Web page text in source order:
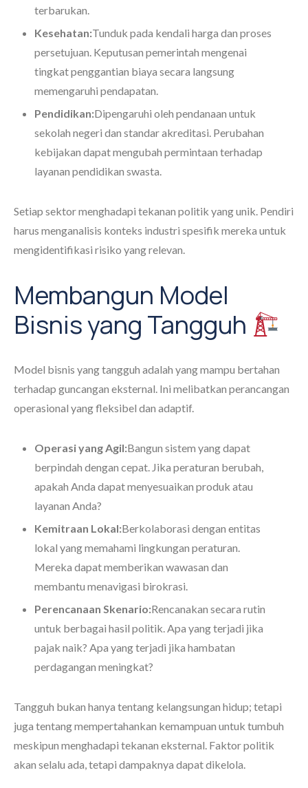
terbarukan.
Kesehatan:Tunduk pada kendali harga dan proses
persetujuan. Keputusan pemerintah mengenai
tingkat penggantian biaya secara langsung
memengaruhi pendapatan.
Pendidikan:Dipengaruhi oleh pendanaan untuk
sekolah negeri dan standar akreditasi. Perubahan
kebijakan dapat mengubah permintaan terhadap
layanan pendidikan swasta.
Setiap sektor menghadapi tekanan politik yang unik. Pendiri
harus menganalisis konteks industri spesifik mereka untuk
mengidentifikasi risiko yang relevan.
Membangun Model
Bisnis yang Tangguh
Model bisnis yang tangguh adalah yang mampu bertahan
terhadap guncangan eksternal. Ini melibatkan perancangan
operasional yang fleksibel dan adaptif.
Operasi yang Agil:Bangun sistem yang dapat
berpindah dengan cepat. Jika peraturan berubah,
apakah Anda dapat menyesuaikan produk atau
layanan Anda?
Kemitraan Lokal:Berkolaborasi dengan entitas
lokal yang memahami lingkungan peraturan.
Mereka dapat memberikan wawasan dan
membantu menavigasi birokrasi.
Perencanaan Skenario:Rencanakan secara rutin
untuk berbagai hasil politik. Apa yang terjadi jika
pajak naik? Apa yang terjadi jika hambatan
perdagangan meningkat?
Tangguh bukan hanya tentang kelangsungan hidup; tetapi
juga tentang mempertahankan kemampuan untuk tumbuh
meskipun menghadapi tekanan eksternal. Faktor politik
akan selalu ada, tetapi dampaknya dapat dikelola.